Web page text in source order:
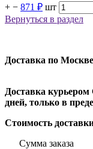
+ − 871 ₽ шт
Вернуться в раздел
Доставка по
Доставка
дней, только в
Стоимость
Сумма заказа